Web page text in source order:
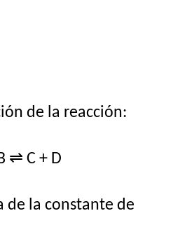
de la reacción:
⇌ C + D
de la constante de